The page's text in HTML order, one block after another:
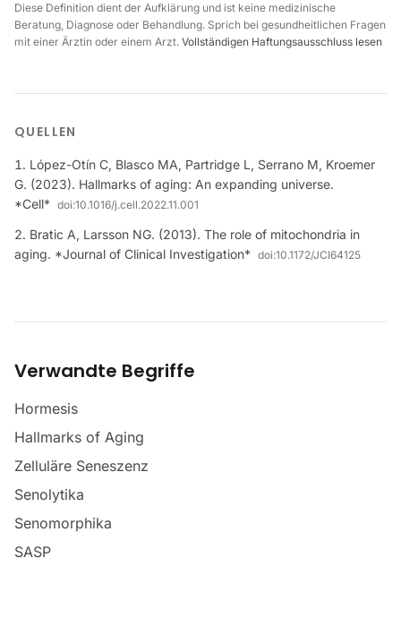
Diese Definition dient der Aufklärung und ist keine medizinische
Beratung, Diagnose oder Behandlung. Sprich bei gesundheitlichen Fragen
mit einer Ärztin oder einem Arzt. Vollständigen Haftungsausschluss lesen
QUELLEN
López-Otín C, Blasco MA, Partridge L, Serrano M, Kroemer
G. (2023). Hallmarks of aging: An expanding universe.
*Cell* doi:10.1016/j.cell.2022.11.001
Bratic A, Larsson NG. (2013). The role of mitochondria in
aging. *Journal of Clinical Investigation* doi:10.1172/JCI64125
Verwandte Begriffe
Hormesis
Hallmarks of Aging
Zelluläre Seneszenz
Senolytika
Senomorphika
SASP